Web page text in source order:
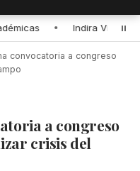
de la construcción del
convocatoria a congreso
a congreso
crisis del